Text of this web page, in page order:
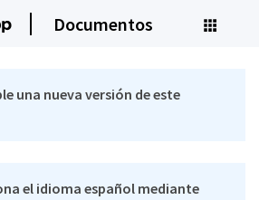
Documentos
una nueva versión de este
el idioma español mediante